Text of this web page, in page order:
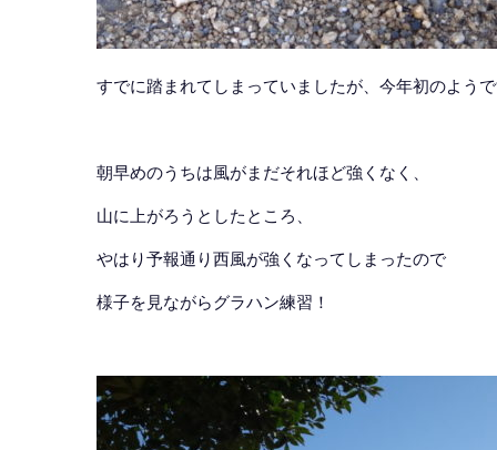
すでに踏まれてしまっていましたが、今年初のよう
朝早めのうちは風がまだそれほど強くなく、
山に上がろうとしたところ、
やはり予報通り西風が強くなってしまったので
様子を見ながらグラハン練習！